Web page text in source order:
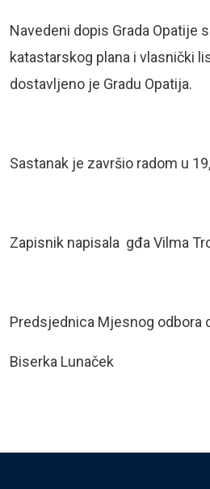
Navedeni dopis Grada Opatije
katastarskog plana i vlasnički
dostavljeno je Gradu Opatija.
Sastanak je završio radom u
Zapisnik napisala gđa Vilma
Predsjednica Mjesnog odbora
Biserka Lunaček